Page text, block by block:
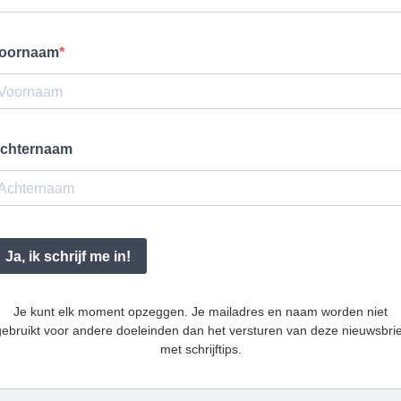
Ja, ik schrijf me in!
Je kunt elk moment opzeggen. Je mailadres en naam worden niet
voor andere doeleinden dan het versturen van deze
met schrijftips.